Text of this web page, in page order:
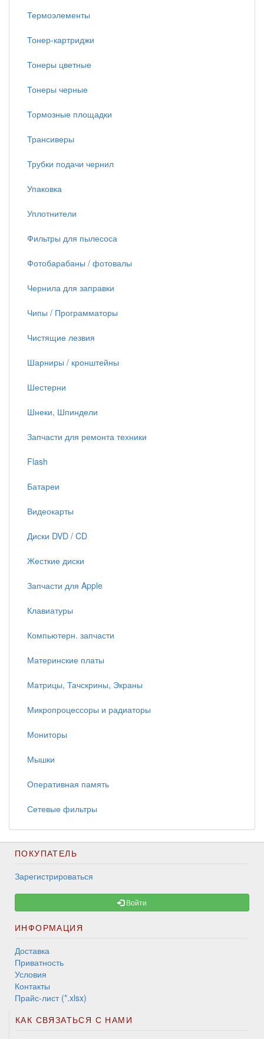
Термоэлементы
Тонер-картриджи
Тонеры цветные
Тонеры черные
Тормозные площадки
Трансиверы
Трубки подачи чернил
Упаковка
Уплотнители
Фильтры для пылесоса
Фотобарабаны / фотовалы
Чернила для заправки
Чипы / Программаторы
Чистящие лезвия
Шарниры / кронштейны
Шестерни
Шнеки, Шпиндели
Запчасти для ремонта техники
Flash
Батареи
Видеокарты
Диски DVD / CD
Жесткие диски
Запчасти для Apple
Клавиатуры
Компьютерн. запчасти
Материнские платы
Матрицы, Тачскрины, Экраны
Микропроцессоры и радиаторы
Мониторы
Мышки
Оперативная память
Сетевые фильтры
ПОКУПАТЕЛЬ
Зарегистрироваться
Войти
ИНФОРМАЦИЯ
Доставка
Приватность
Условия
Контакты
Прайс-лист (*.xlsx)
КАК СВЯЗАТЬСЯ С НАМИ